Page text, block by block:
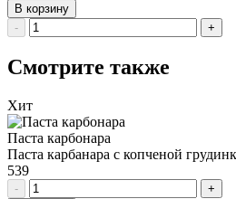
В корзину
-
+
Смотрите также
Хит
Паста карбонара
Паста карбанара с копченой
539
-
+